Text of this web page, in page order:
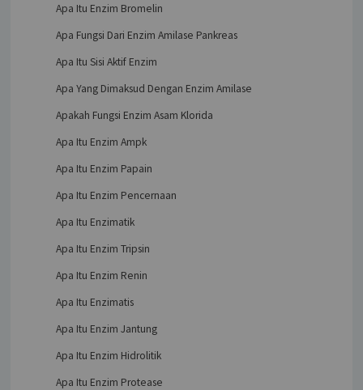
Apa Itu Enzim Bromelin
Apa Fungsi Dari Enzim Amilase Pankreas
Apa Itu Sisi Aktif Enzim
Apa Yang Dimaksud Dengan Enzim Amilase
Apakah Fungsi Enzim Asam Klorida
Apa Itu Enzim Ampk
Apa Itu Enzim Papain
Apa Itu Enzim Pencernaan
Apa Itu Enzimatik
Apa Itu Enzim Tripsin
Apa Itu Enzim Renin
Apa Itu Enzimatis
Apa Itu Enzim Jantung
Apa Itu Enzim Hidrolitik
Apa Itu Enzim Protease